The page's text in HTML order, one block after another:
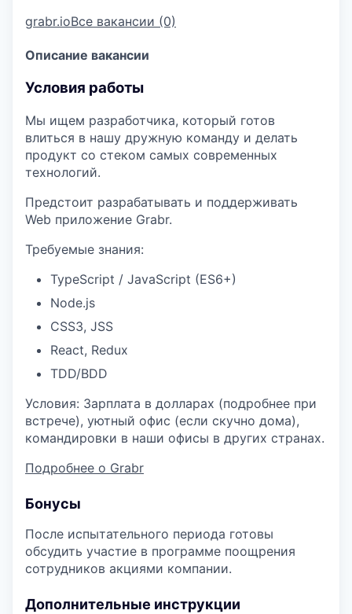
grabr.ioВсе вакансии (0)
Описание вакансии
Условия работы
Мы ищем разработчика, который готов
влиться в нашу дружную команду и делать
продукт со стеком самых современных
технологий.
Предстоит разрабатывать и поддерживать
Web приложение Grabr.
Требуемые знания:
TypeScript / JavaScript (ES6+)
Node.js
CSS3, JSS
React, Redux
TDD/BDD
Условия: Зарплата в долларах (подробнее при
встрече), уютный офис (если скучно дома),
командировки в наши офисы в других странах.
Подробнее о Grabr
Бонусы
После испытательного периода готовы
обсудить участие в программе поощрения
сотрудников акциями компании.
Дополнительные инструкции